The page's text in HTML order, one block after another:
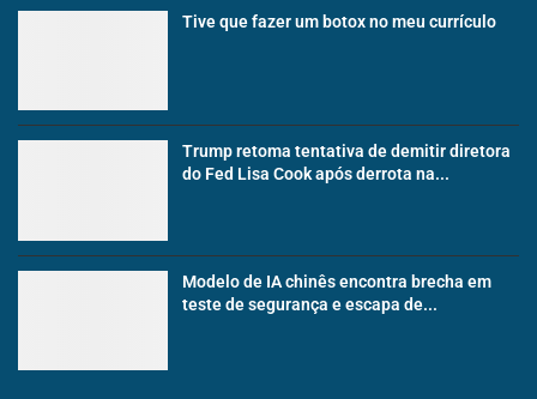
Tive que fazer um botox no meu currículo
Trump retoma tentativa de demitir diretora
do Fed Lisa Cook após derrota na...
Modelo de IA chinês encontra brecha em
teste de segurança e escapa de...